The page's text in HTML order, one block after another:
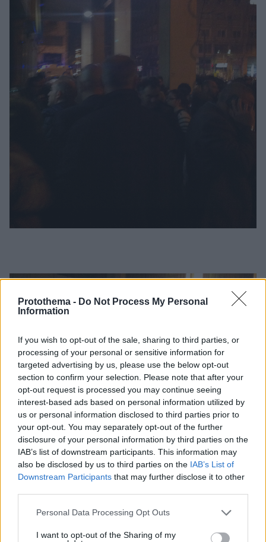
Protothema - Do Not Process My Personal
Information
If you wish to opt-out of the sale, sharing to third parties, or
processing of your personal or sensitive information for
targeted advertising by us, please use the below opt-out
section to confirm your selection. Please note that after your
opt-out request is processed you may continue seeing
interest-based ads based on personal information utilized by
us or personal information disclosed to third parties prior to
your opt-out. You may separately opt-out of the further
disclosure of your personal information by third parties on the
IAB’s list of downstream participants. This information may
also be disclosed by us to third parties on the IAB’s List of
Downstream Participants that may further disclose it to other
Please note that this website/app uses one or more Google
not limited to your visit or usage behaviour. You may click to
Personal Data Processing Opt Outs
I want to opt-out of the Sharing of my